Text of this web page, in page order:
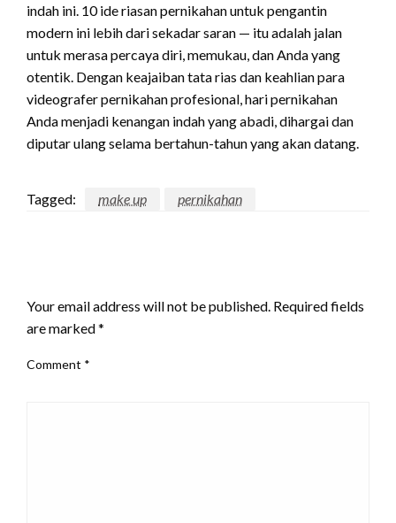
indah ini. 10 ide riasan pernikahan untuk pengantin
modern ini lebih dari sekadar saran — itu adalah jalan
untuk merasa percaya diri, memukau, dan Anda yang
otentik. Dengan keajaiban tata rias dan keahlian para
videografer pernikahan profesional, hari pernikahan
Anda menjadi kenangan indah yang abadi, dihargai dan
diputar ulang selama bertahun-tahun yang akan datang.
Tagged: make up pernikahan
Your email address will not be published. Required fields
are marked*
Comment *